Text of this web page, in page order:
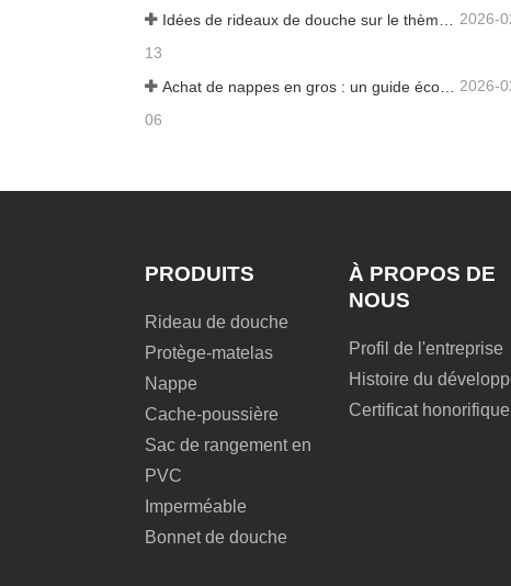
2026-
13
2026-
06
PRODUITS
Rideau de douche
Protège-matelas
Nappe
Cache-poussière
Sac de rangement en
PVC
Imperméable
Bonnet de douche
À PROPOS DE
NOUS
Profil de l'entreprise
Histoire du
Certificat honorifique